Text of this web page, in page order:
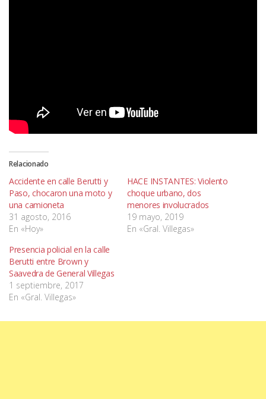
Relacionado
Accidente en calle Berutti y
Paso, chocaron una moto y
una camioneta
31 agosto, 2016
En «Hoy»
HACE INSTANTES: Violento
choque urbano, dos
menores involucrados
19 mayo, 2019
En «Gral. Villegas»
Presencia policial en la calle
Berutti entre Brown y
Saavedra de General Villegas
1 septiembre, 2017
En «Gral. Villegas»